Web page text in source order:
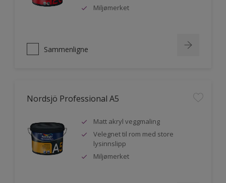
Miljømerket
Sammenligne
Nordsjö Professional A5
Matt akryl veggmaling
Velegnet til rom med store
lysinnslipp
Miljømerket